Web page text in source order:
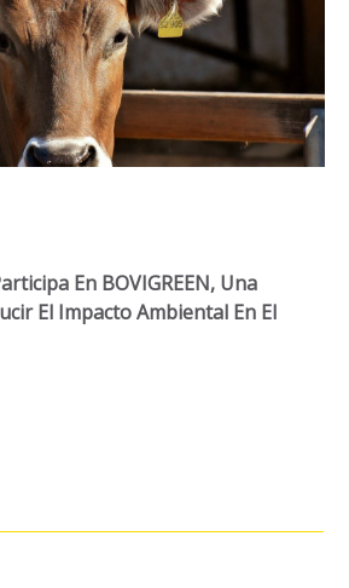
En BOVIGREEN, Una
El Impacto Ambiental En El